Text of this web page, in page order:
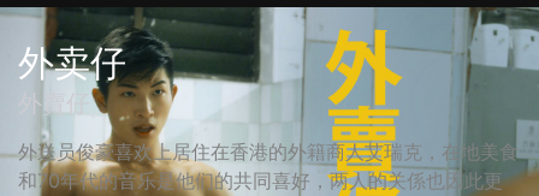
外卖仔
外賣仔
外送员俊豪喜欢上居住在香港的外籍商人艾瑞克，在地美食
和70年代的音乐是他们的共同喜好，两人的关係也因此更